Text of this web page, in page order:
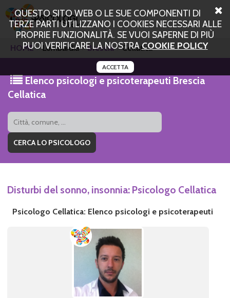
QUESTO SITO WEB O LE SUE COMPONENTI DI
TERZE PARTI UTILIZZANO I COOKIES NECESSARI ALLE
PROPRIE FUNZIONALITÀ. SE VUOI SAPERNE DI PIÙ
PUOI VERIFICARE LA NOSTRACOOKIE POLICY
ACCETTA
HOME Lombardia Brescia Cellatica
Elenco psicologi e psicoterapeuti Brescia
Cellatica
Disturbi del sonno, insonnia: Psicologo Cellatica
Psicologo Cellatica: Elenco psicologi e psicoterapeuti